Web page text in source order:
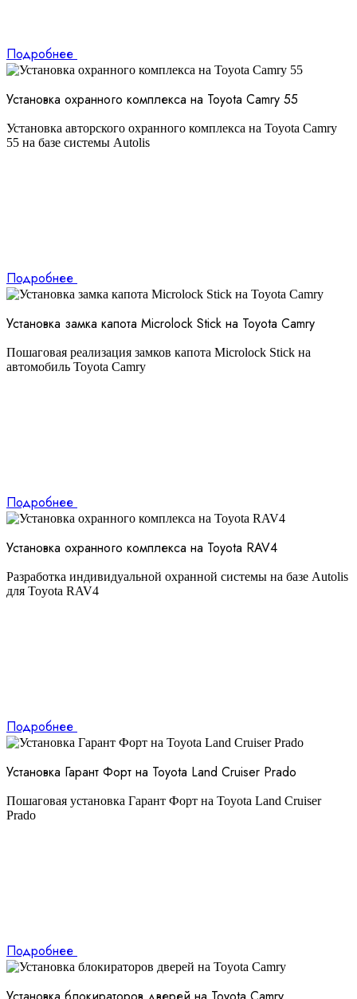
Подробнее
Установка охранного комплекса на Toyota Camry 55
Установка авторского охранного комплекса на Toyota Camry
55 на базе системы Autolis
Подробнее
Установка замка капота Microlock Stick на Toyota Camry
Пошаговая реализация замков капота Microlock Stick на
автомобиль Toyota Camry
Подробнее
Установка охранного комплекса на Toyota RAV4
Разработка индивидуальной охранной системы на базе Autolis
для Toyota RAV4
Подробнее
Установка Гарант Форт на Toyota Land Cruiser Prado
Пошаговая установка Гарант Форт на Toyota Land Cruiser
Prado
Подробнее